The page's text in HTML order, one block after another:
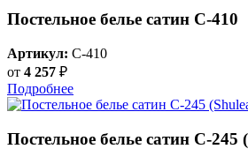
Постельное белье сатин С-410
Артикул: C-410
от 4 257 ₽
Подробнее
Постельное белье сатин С-245